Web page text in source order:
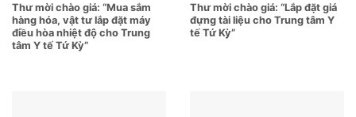
Thư mời chào giá: “Mua sắm
hàng hóa, vật tư lắp đặt máy
điều hòa nhiệt độ cho Trung
tâm Y tế Tứ Kỳ”
Thư mời chào giá: “Lắp đặt giá
đựng tài liệu cho Trung tâm Y
tế Tứ Kỳ”